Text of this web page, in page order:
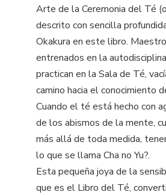
Arte de la Ceremonia del Té (o
descrito con sencilla
Okakura en este libro.
entrenados en la
practican en la Sala de Té,
camino hacia el conocimiento
Cuando el té está hecho con
de los abismos de la mente,
más allá de toda medida,
lo que se llama Cha no Yu?.
Esta pequeña joya de la
que es el Libro del Té,